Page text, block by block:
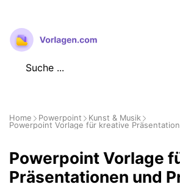
Zum
Inhalt
springen
Home Powerpoint
Kunst & Musik
Powerpoint Vorlage für kreative
Powerpoint Vorlage
Präsentationen und